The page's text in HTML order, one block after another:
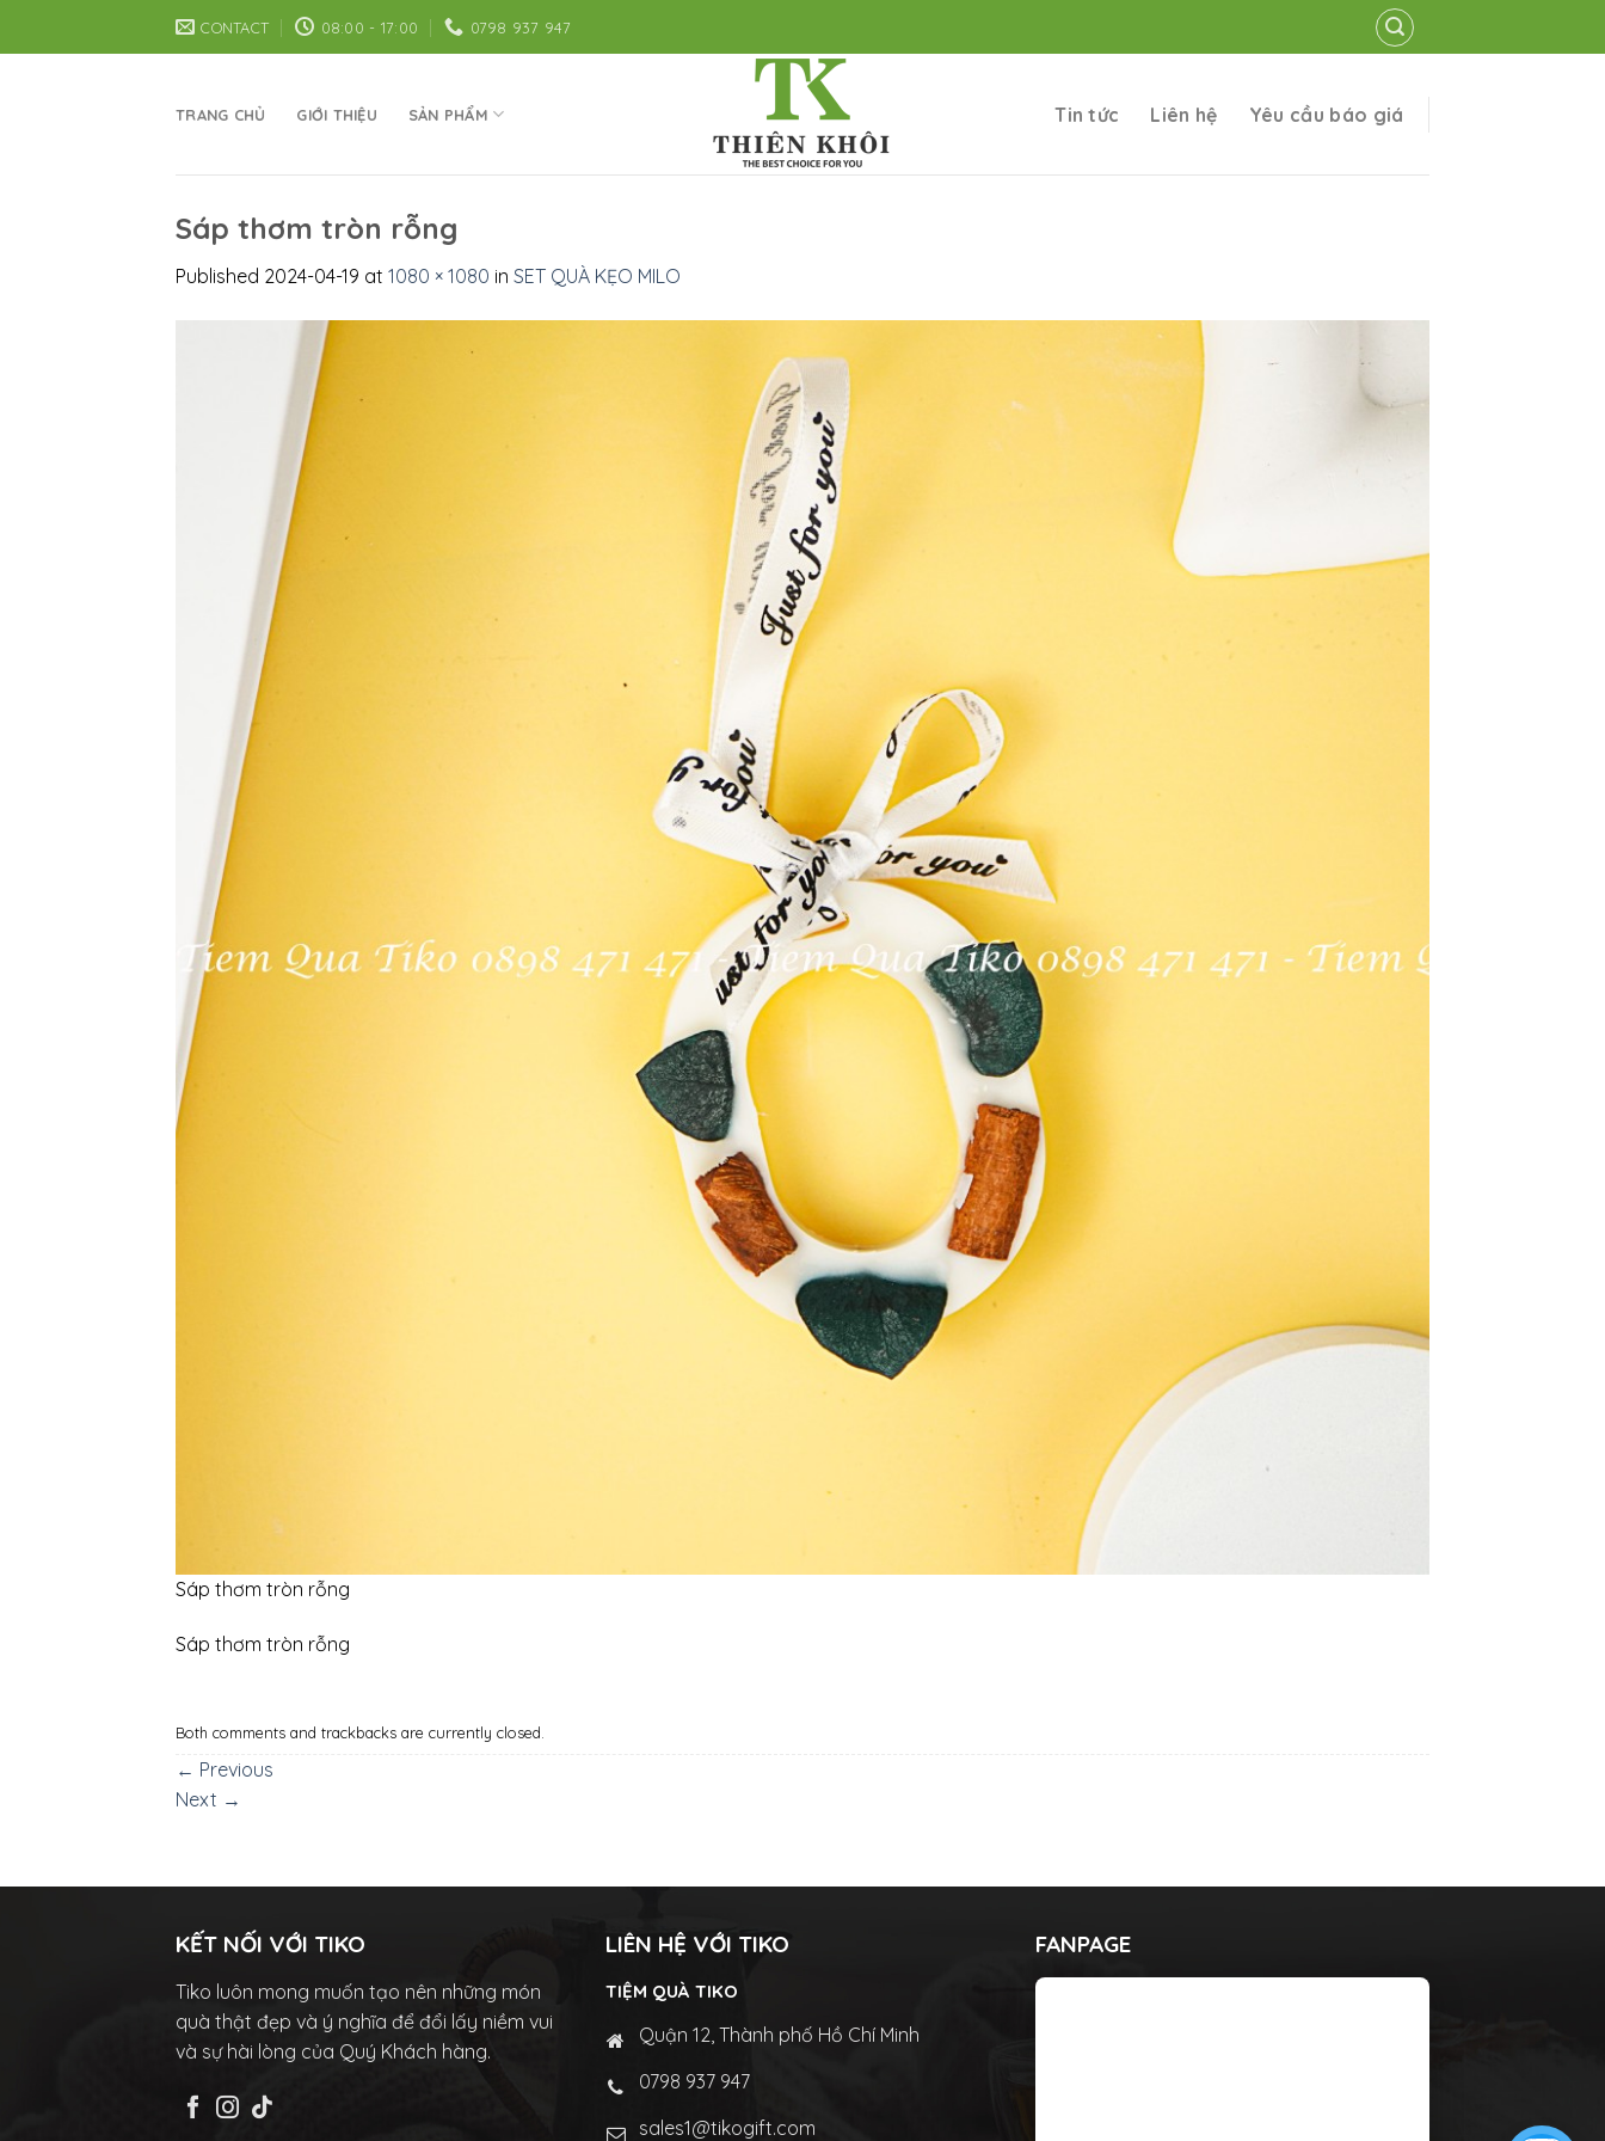
CONTACT 08:00 - 17:00 0798 937 947
TRANG CHỦ GIỚI THIỆU SẢN PHẨM Tin tức Liên hệ Yêu cầu báo giá
Sáp thơm tròn rỗng
Published 2024-04-19 at 1080 × 1080 in SET QUÀ KẸO MILO
Sáp thơm tròn rỗng
Sáp thơm tròn rỗng
Both comments and trackbacks are currently closed.
← Previous
Next →
KẾT NỐI VỚI TIKO
Tiko luôn mong muốn tạo nên những món
quà thật đẹp và ý nghĩa để đổi lấy niềm vui
và sự hài lòng của Quý Khách hàng.
LIÊN HỆ VỚI TIKO
TIỆM QUÀ TIKO
Quận 12, Thành phố Hồ Chí Minh
0798 937 947
sales1@tikogift.com
FANPAGE